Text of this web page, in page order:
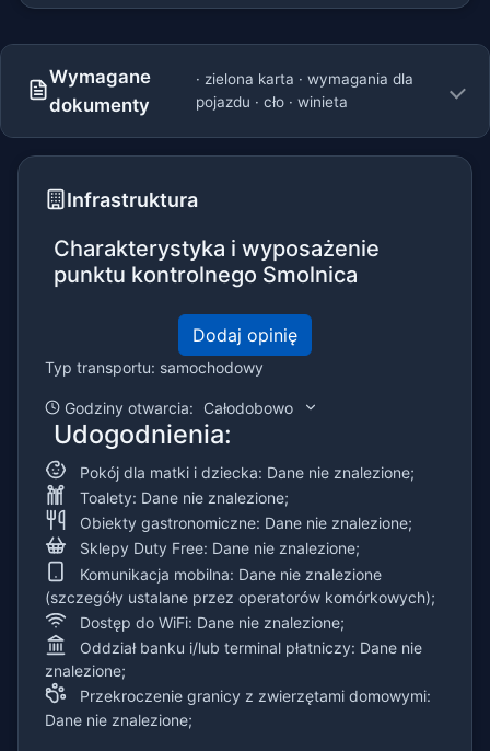
Wymagane
dokumenty
· zielona karta · wymagania dla
pojazdu · cło · winieta
Infrastruktura
Charakterystyka i wyposażenie
punktu kontrolnego Smolnica
Dodaj opinię
Typ transportu: samochodowy
Godziny otwarcia: Całodobowo
Udogodnienia:
Pokój dla matki i dziecka: Dane nie znalezione;
Toalety: Dane nie znalezione;
Obiekty gastronomiczne: Dane nie znalezione;
Sklepy Duty Free: Dane nie znalezione;
Komunikacja mobilna: Dane nie znalezione
(szczegóły ustalane przez operatorów komórkowych);
Dostęp do WiFi: Dane nie znalezione;
Oddział banku i/lub terminal płatniczy: Dane nie
znalezione;
Przekroczenie granicy z zwierzętami domowymi:
Dane nie znalezione;